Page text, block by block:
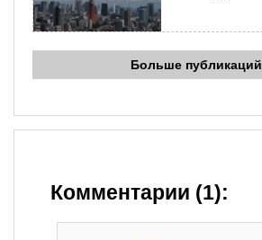
Больше публикаций
Комментарии (1):